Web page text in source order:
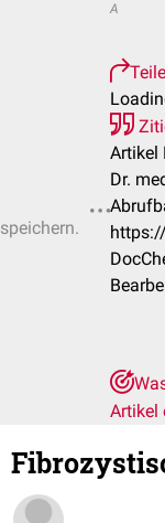
A
Artikel
Dr.
Artikel